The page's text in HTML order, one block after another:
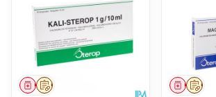
Op voorschrift
Geneesmiddel Op